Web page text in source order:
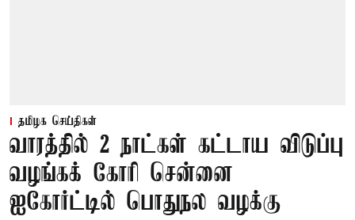
தமிழக செய்திகள்
வாரத்தில் 2 நாட்கள் கட்டாய விடுப்பு
வழங்கக் கோரி சென்னை
ஐகோர்ட்டில் பொதுநல வழக்கு